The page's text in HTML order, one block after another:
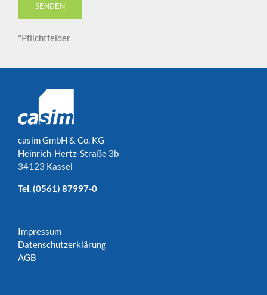
*Pflichtfelder
casim GmbH & Co. KG
Heinrich-Hertz-Straße 3b
34123 Kassel
Tel. (0561) 87997-0
Impressum
Datenschutzerklärung
AGB